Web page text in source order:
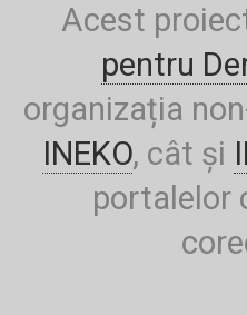
Acest
pentru
organizația
INEKO, cât și
portalelor